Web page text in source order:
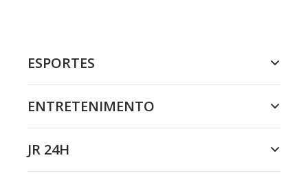
ESPORTES
ENTRETENIMENTO
JR 24H